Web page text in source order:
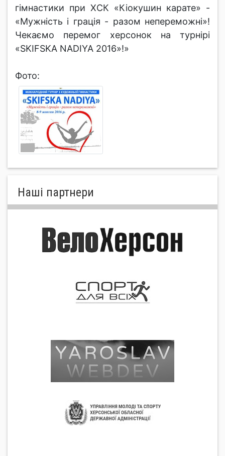
гімнастики при ХСК «Кіокушин карате» -
«Мужність і грація - разом непереможні»!
Чекаємо перемог херсонок на турнірі
«SKIFSKA NADIYA 2016»!»
Фото:
Нашi партнери